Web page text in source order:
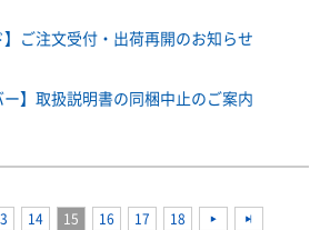
】ご注文受付・出荷再開のお知らせ
ー】取扱説明書の同梱中止のご案内
14 15 16 17 18